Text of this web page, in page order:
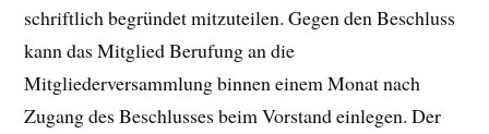
schriftlich begründet mitzuteilen. Gegen den Beschluss
kann das Mitglied Berufung an die
Mitgliederversammlung binnen einem Monat nach
Zugang des Beschlusses beim Vorstand einlegen. Der